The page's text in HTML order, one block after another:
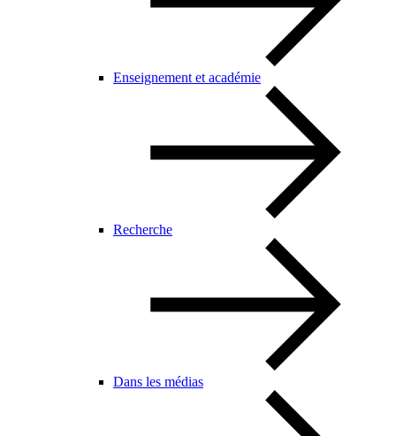
Enseignement et académie
Recherche
Dans les médias